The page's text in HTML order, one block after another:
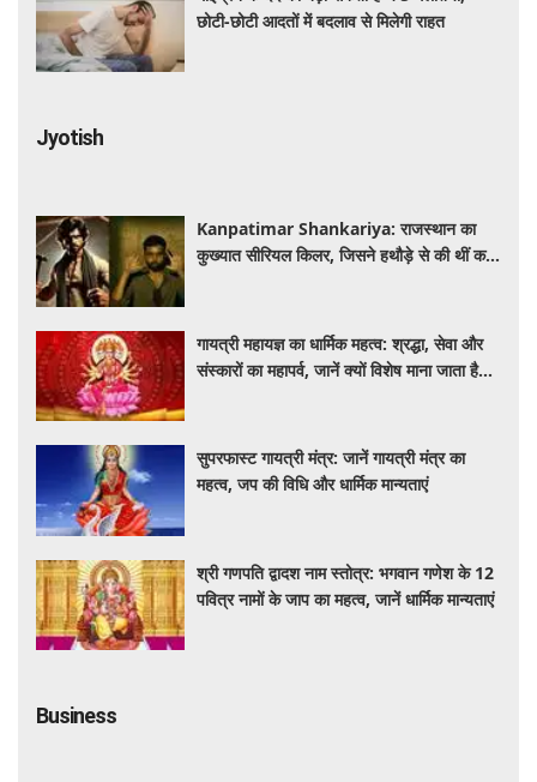
छोटी-छोटी आदतों में बदलाव से मिलेगी राहत
Jyotish
Kanpatimar Shankariya: राजस्थान का
कुख्यात सीरियल किलर, जिसने हथौड़े से की थीं कई
गायत्री महायज्ञ का धार्मिक महत्व: श्रद्धा, सेवा और
संस्कारों का महापर्व, जानें क्यों विशेष माना जाता है
सुपरफास्ट गायत्री मंत्र: जानें गायत्री मंत्र का
महत्व, जप की विधि और धार्मिक मान्यताएं
श्री गणपति द्वादश नाम स्तोत्र: भगवान गणेश के 12
पवित्र नामों के जाप का महत्व, जानें धार्मिक मान्यताएं
Business